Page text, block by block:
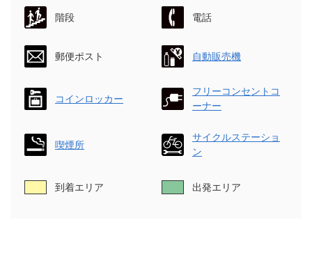
階段 電話
郵便ポスト 自動販売機
コインロッカー
フリーコンセントコ
ーナー
喫煙所
サイクルステーショ
ン
到着エリア 出発エリア